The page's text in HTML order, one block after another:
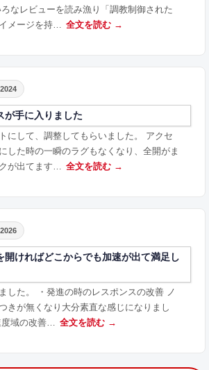
なレビューを読み漁り「調教制御された
メージを持…
全文を読む →
が手に入りました
にして、調整してもらいました。 アクセ
した時の一瞬のラグもなくなり、全開がま
が出てます…
全文を読む →
開ければどこからでも加速が出て満足し
した。 ・発進の時のレスポンスの改善 ノ
きが無くなり大分素直な感じになりまし
域の改善…
全文を読む →